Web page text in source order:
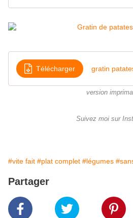
Télécharger gratin
version
Suivez moi sur
#vite fait #plat complet #légumes
Partager